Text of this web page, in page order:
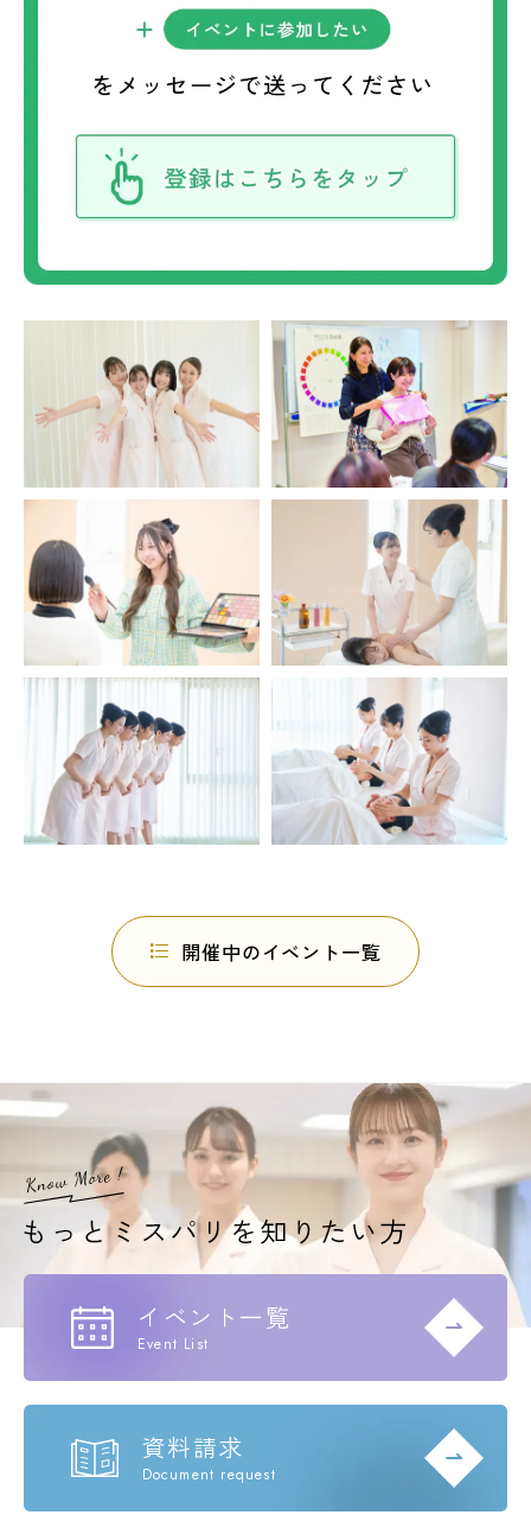
開催中のイベント一覧
イベント一覧
Event List
資料請求
Document request